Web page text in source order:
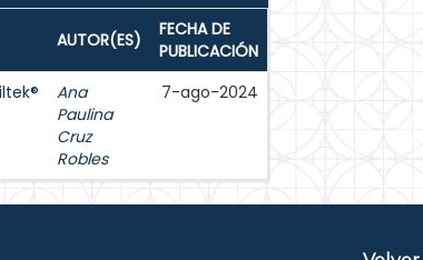
AUTOR(ES)
FECHA DE
PUBLICACIÓN
Ana
Paulina
Cruz
Robles
7-ago-2024